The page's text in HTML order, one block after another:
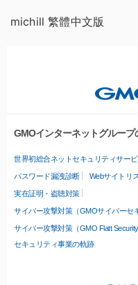
michill 繁體中文版
GMOインターネットグルー
世界初総合ネットセキュリティサー
パスワード漏洩診断 Webサイトリ
実在証明・盗聴対策
サイバー攻撃対策（GMOサイバーセ
サイバー攻撃対策（GMO Flatt Security
セキュリティ事業の軌跡